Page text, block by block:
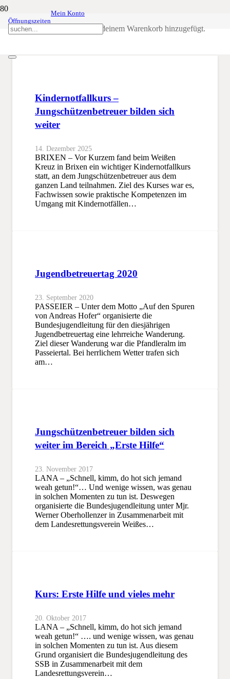
Öffnungszeiten
Mein Konto
wurde deinem Warenkorb hinzugefügt.
Betreuer
Kindernotfallkurs –
Jungschützenbetreuer bilden sich
weiter
14. Dezember 2025
BRIXEN – Vor Kurzem fand beim Weißen
Kreuz in Brixen ein wichtiger Kindernotfallkurs
statt, an dem Jungschützenbetreuer aus dem
ganzen Land teilnahmen. Ziel des Kurses war es,
Fachwissen sowie praktische Kompetenzen im
Umgang mit Kindernotfällen…
Jugendbetreuertag 2020
23. September 2020
PASSEIER – Unter dem Motto „Auf den Spuren
von Andreas Hofer“ organisierte die
Bundesjugendleitung für den diesjährigen
Jugendbetreuertag eine lehrreiche Wanderung.
Ziel dieser Wanderung war die Pfandleralm im
Passeiertal. Bei herrlichem Wetter trafen sich
am…
Jungschützenbetreuer bilden sich
weiter im Bereich „Erste Hilfe“
23. November 2017
LANA – „Schnell, kimm, do hot sich jemand
weah getun!“… Und wenige wissen, was genau
in solchen Momenten zu tun ist. Deswegen
organisierte die Bundesjugendleitung unter Mjr.
Werner Oberhollenzer in Zusammenarbeit mit
dem Landesrettungsverein Weißes…
Kurs: Erste Hilfe und vieles mehr
20. Oktober 2017
LANA – „Schnell, kimm, do hot sich jemand
weah getun!“ …. und wenige wissen, was genau
in solchen Momenten zu tun ist. Aus diesem
Grund organisiert die Bundesjugendleitung des
SSB in Zusammenarbeit mit dem
Landesrettungsverein…